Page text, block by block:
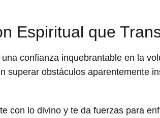
Espiritual que
confianza inquebrantable en la
superar obstáculos aparentemente
con lo divino y te da fuerzas para